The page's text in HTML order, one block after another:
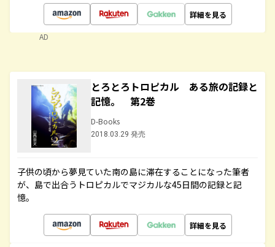
詳細を見る
AD
とろとろトロピカル ある旅の記録と
記憶。 第2巻
D-Books
2018.03.29 発売
子供の頃から夢見ていた南の島に滞在することになった筆者
が、島で出合うトロピカルでマジカルな45日間の記録と記
憶。
詳細を見る